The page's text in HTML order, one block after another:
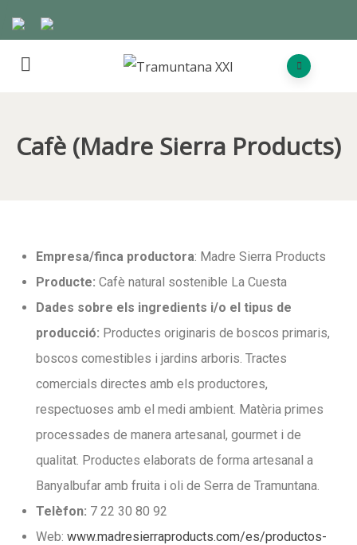
Cafè (Madre Sierra Products)
Empresa/finca productora: Madre Sierra Products
Producte: Cafè natural sostenible La Cuesta
Dades sobre els ingredients i/o el tipus de
producció: Productes originaris de boscos primaris,
boscos comestibles i jardins arboris. Tractes
comercials directes amb els productores,
respectuoses amb el medi ambient. Matèria primes
processades de manera artesanal, gourmet i de
qualitat. Productes elaborats de forma artesanal a
Banyalbufar amb fruita i oli de Serra de Tramuntana.
Telèfon: 7 22 30 80 92
Web: www.madresierraproducts.com/es/productos-